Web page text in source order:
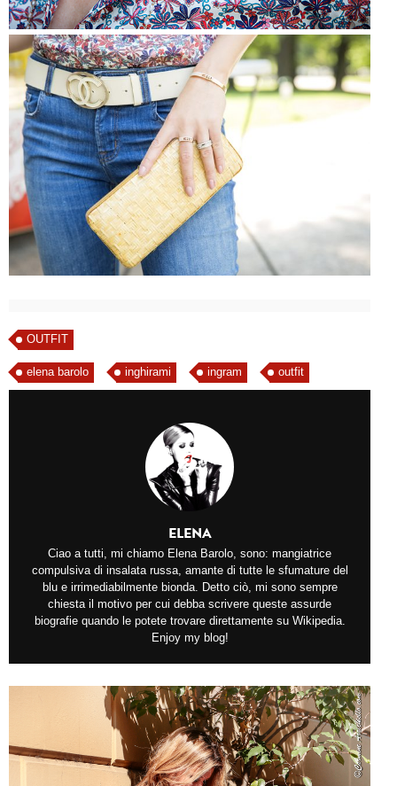
OUTFIT
elena barolo inghirami ingram outfit
ELENA
Ciao a tutti, mi chiamo Elena Barolo, sono: mangiatrice
compulsiva di insalata russa, amante di tutte le sfumature del
blu e irrimediabilmente bionda. Detto ciò, mi sono sempre
chiesta il motivo per cui debba scrivere queste assurde
biografie quando le potete trovare direttamente su Wikipedia.
Enjoy my blog!